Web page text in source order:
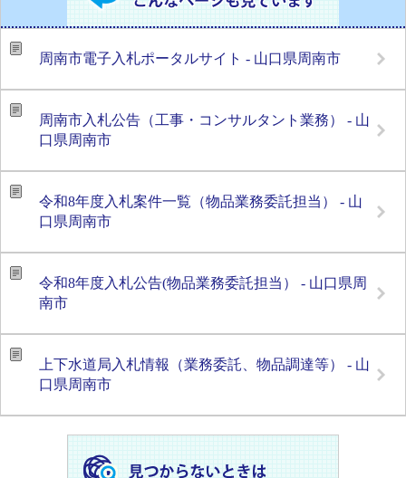
周南市電子入札ポータルサイト - 山口県周南市
周南市入札公告（工事・コンサルタント業務） - 山
口県周南市
令和8年度入札案件一覧（物品業務委託担当） - 山
口県周南市
令和8年度入札公告(物品業務委託担当） - 山口県周
南市
上下水道局入札情報（業務委託、物品調達等） - 山
口県周南市